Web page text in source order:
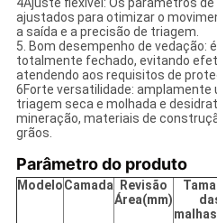
4Ajuste flexível: Os parâmetros
ajustados para otimizar o
a saída e a precisão de triagem.
5. Bom desempenho de vedação:
totalmente fechado, evitando
atendendo aos requisitos de
6Forte versatilidade: amplamente
triagem seca e molhada e
mineração, materiais de
grãos.
Parâmetro do produto
ModeloCamada
Revisão
Área(mm)
malhas